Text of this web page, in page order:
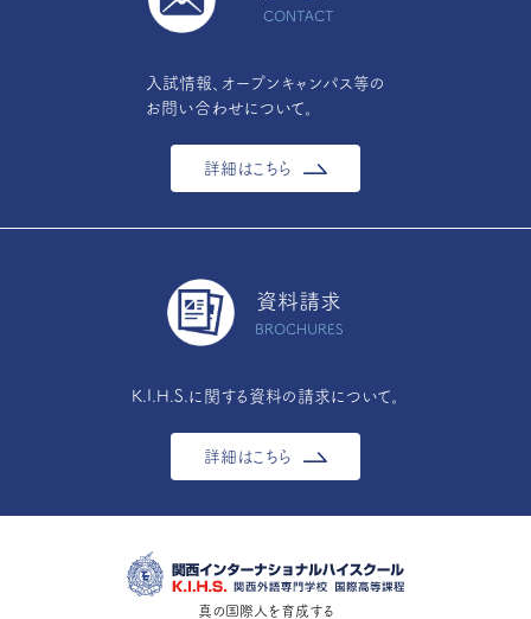
CONTACT
入試情報、オープンキャンパス等の
お問い合わせについて。
詳細はこちら
資料請求
BROCHURES
K.I.H.S.に関する資料の請求について。
詳細はこちら
真の国際人を育成する